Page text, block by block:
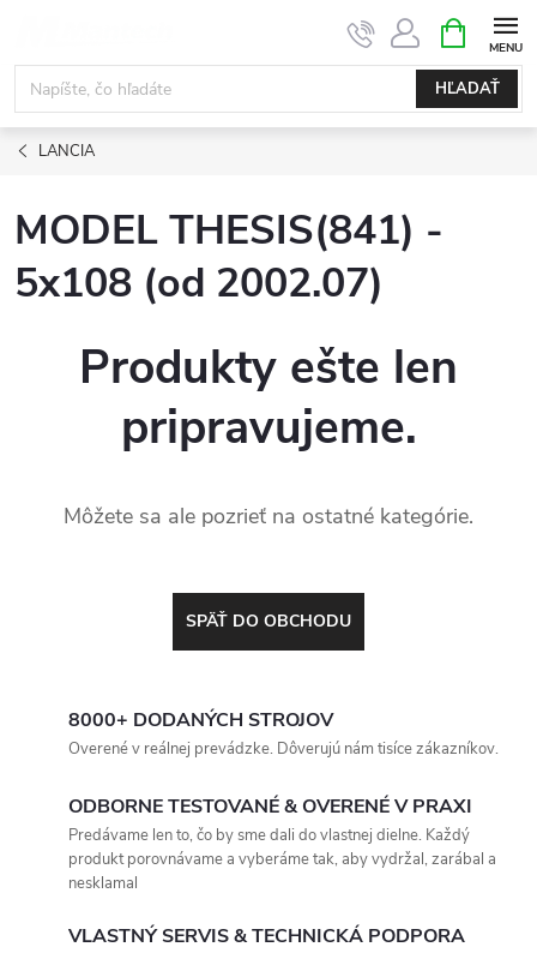
obsah
HĽADAŤ
KOŠÍK
LANCIA
MODEL THESIS(841) -
5x108 (od 2002.07)
Produkty ešte len
pripravujeme.
Môžete sa ale pozrieť na ostatné kategórie.
SPÄŤ DO OBCHODU
8000+ DODANÝCH STROJOV
Overené v reálnej prevádzke. Dôverujú nám tisíce zákazníkov.
ODBORNE TESTOVANÉ & OVERENÉ V PRAXI
Predávame len to, čo by sme dali do vlastnej dielne. Každý
produkt porovnávame a vyberáme tak, aby vydržal, zarábal a
nesklamal
VLASTNÝ SERVIS & TECHNICKÁ PODPORA